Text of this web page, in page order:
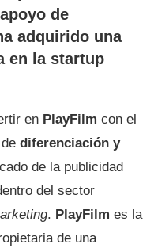
de
adquirido una
en la startup
en PlayFilm con el
diferenciación y
de la publicidad
del sector
. PlayFilm es la
de una